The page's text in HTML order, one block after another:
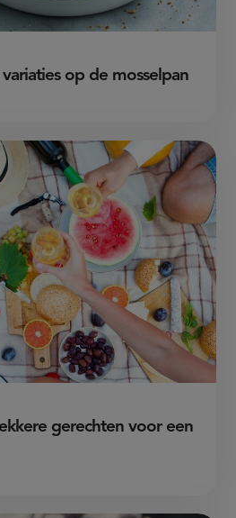
op de mosselpan
gerechten voor een